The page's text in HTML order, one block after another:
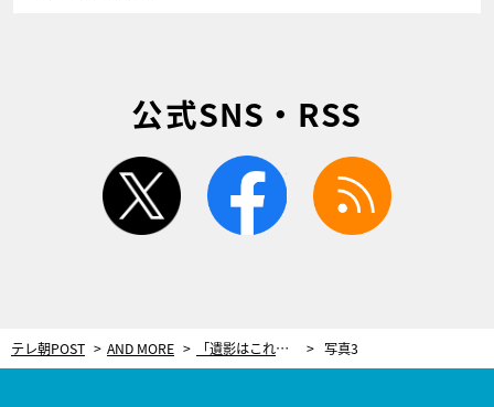
公式SNS・RSS
twitter facebook
テレ朝POST AND MORE 「遺影はこれにして」高城れに、自分の可愛さに驚いた“奇跡の1枚”を披露！ 写真3